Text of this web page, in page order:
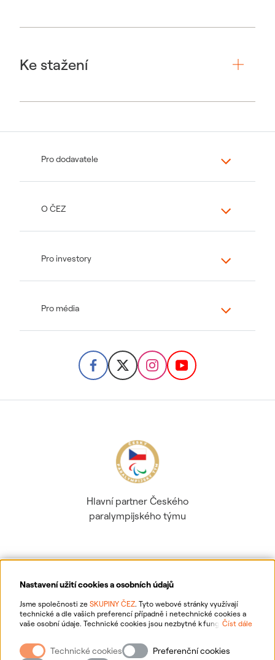
Nastavení užití cookies a osobních údajů
Jsme společnosti ze SKUPINY ČEZ. Tyto webové stránky využívají
technické a dle vašich preferencí případně i netechnické cookies a
vaše osobní údaje. Technické cookies jsou nezbytné k fungování
webové stránky vašim preferencím, k personalizaci reklam a analytice.
Pro sběr a zpracování netechnických cookies a vašich osobních údajů
Číst dále
Technické cookies Preferenční cookies
Ke stažení
Pro dodavatele
O ČEZ
Pro investory
Pro média
Hlavní partner Českého
paralympijského týmu
Ochrana osobních údajů
Informace o webu
Nastavení cookies